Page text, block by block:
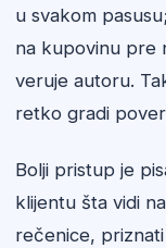
u svakom
na kupovinu pre
veruje autoru.
retko gradi
Bolji pristup je
klijentu šta vidi
rečenice,